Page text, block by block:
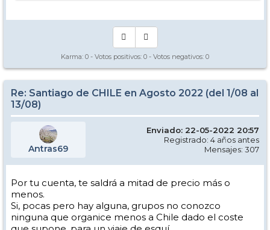
kms (El Colorado/Farellones) 50 kms La Parva, 60 kms (Valle
Nevado) y 160 kms. Portillo. Esto sin contar que estarás en la capital
de Chile, lo que te permitirá mejores opciones en todo sentido.
Sugiero visitar este enlaceCómo llegar a los Centros de ski
Cualquier duda o consulta sobre los centros de ski en Chile, por acá
andamos. Saludos
Karma: 0 - Votos positivos: 0 - Votos negativos: 0
Re: Santiago de CHILE en Agosto 2022 (del 1/08 al
13/08)
Antras69
Enviado: 22-05-2022 20:57
Registrado: 4 años antes
Mensajes: 307
Por tu cuenta, te saldrá a mitad de precio más o
menos.
Si, pocas pero hay alguna, grupos no conozco
ninguna que organice menos a Chile dado el coste